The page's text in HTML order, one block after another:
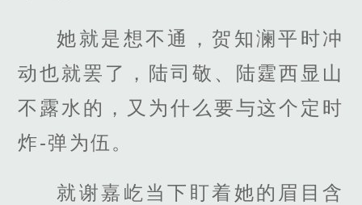
她就是想不通，贺知澜平时冲
动也就罢了，陆司敬、陆霆西显山
不露水的，又为什么要与这个定时
炸-弹为伍。
就谢嘉屹当下盯着她的眉目含